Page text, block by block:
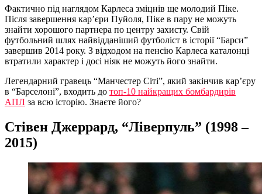
Фактично під наглядом Карлеса зміцнів ще молодий Піке.
Після завершення кар’єри Пуйоля, Піке в пару не можуть
знайти хорошого партнера по центру захисту. Свій
футбольний шлях найвідданіший футболіст в історії “Барси”
завершив 2014 року. З відходом на пенсію Карлеса каталонці
втратили характер і досі ніяк не можуть його знайти.
Легендарний гравець “Манчестер Сіті”, який закінчив кар’єру
в “Барселоні”, входить до топ-10 найкращих бомбардирів
АПЛ за всю історію. Знаєте його?
Стівен Джеррард, “Ліверпуль” (1998 –
2015)